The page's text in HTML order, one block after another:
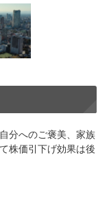
分へのご褒美、家族
株価引下げ効果は後